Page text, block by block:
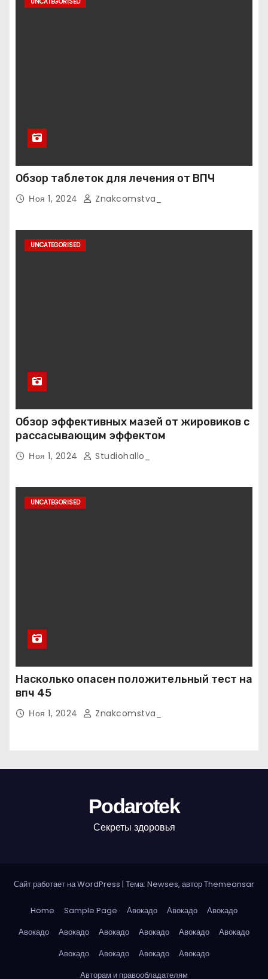
Обзор таблеток для лечения от ВПЧ
Ноя 1, 2024 Znakcomstva_
UNCATEGORISED
Обзор эффективных мазей от жировиков с
рассасывающим эффектом
Ноя 1, 2024 Studiohallo_
UNCATEGORISED
Насколько опасен положительный тест на
впч 45
Ноя 1, 2024 Znakcomstva_
Podarotek
Секреты здоровья
Сайт работает на WordPress | Тема: Newses, авторThemeansar
Home Sample Page Авокадо Авокадо
Авокадо
Авокадо
Авокадо Авокадо Авокадо Авокадо
Авокадо
Авокадо
Авокадо Авокадо
Авокадо
Авторам и правообладателям